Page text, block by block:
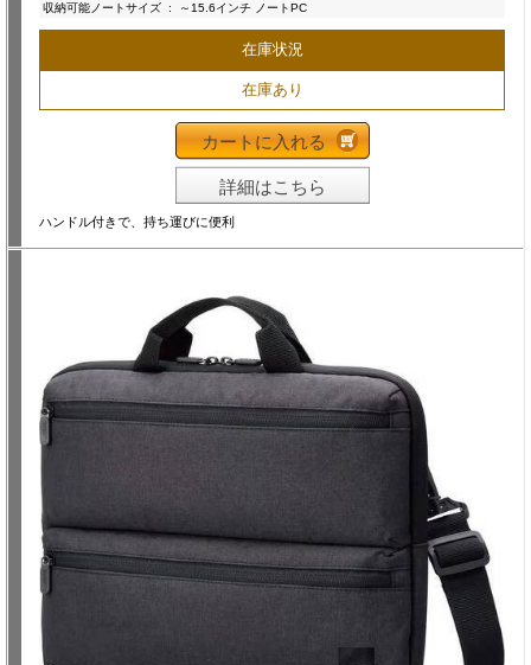
収納可能ノートサイズ : ～15.6インチ ノートPC
在庫状況
在庫あり
カートに入れる
詳細はこちら
ハンドル付きで、持ち運びに便利